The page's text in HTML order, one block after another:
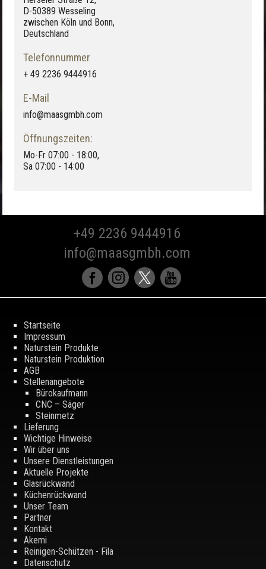
D-50389 Wesseling
zwischen Köln und Bonn,
Deutschland
Telefonnummer
+ 49 2236 9444916
E-Mail
info@maasgmbh.com
Öffnungszeiten:
Mo-Fr 07:00 - 18:00,
Sa 07:00 - 14:00
+49 2236 9444916
info@maasgmbh.com
Startseite
Impressum
Naturstein Produkte
Naturstein Produktion
AGB
Stellenangebote
Bürokaufmann
CNC – Säger
Steinmetz
Lieferung
Wichtige Hinweise
Wir über uns
Unsere Dienstleistungen
Aktuelle Projekte
Glasrückwand
Küchenrückwand
Unser Team
Partner
Kontakt
Akemi
Reinigen-Schützen - Fila
Datenschutz